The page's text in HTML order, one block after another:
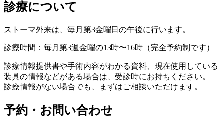
診療について
ストーマ外来は、毎月第3金曜日の午後に行います。
診療時間：毎月第3週金曜の13時〜16時（完全予約制です）
診療情報提供書や手術内容がわかる資料、現在使用している
装具の情報などがある場合は、受診時にお持ちください。
診療情報がない場合でも、まずはご相談いただけます。
予約・お問い合わせ